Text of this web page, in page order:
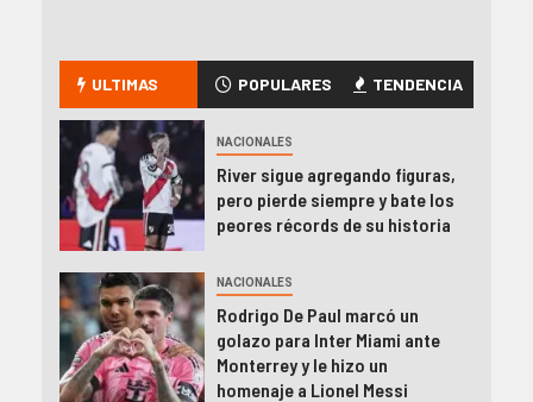
ULTIMAS POPULARES TENDENCIA
NACIONALES
River sigue agregando figuras,
pero pierde siempre y bate los
peores récords de su historia
NACIONALES
Rodrigo De Paul marcó un
golazo para Inter Miami ante
Monterrey y le hizo un
homenaje a Lionel Messi